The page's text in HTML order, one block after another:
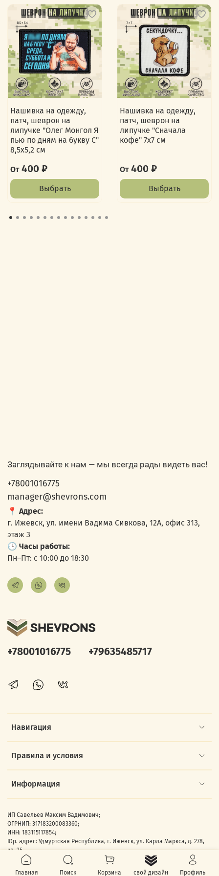
Нашивка на одежду,
патч, шеврон на
липучке "Олег Монгол Я
пью по дням на букву С"
8,5х5,2 см
От400 ₽
Выбрать
Нашивка на одежду,
патч, шеврон на
липучке "Сначала
кофе" 7х7 см
От400 ₽
Выбрать
Заглядывайте к нам — мы всегда рады видеть вас!
+78001016775
manager@shevrons.com
📍 Адрес:
г. Ижевск, ул. имени Вадима Сивкова, 12А, офис 313,
этаж 3
🕒 Часы работы:
Пн–Пт: с 10:00 до 18:30
Навигация
Правила и условия
Информация
+78001016775 +79635485717
ИП Савельев Максим Вадимович;
ОГРНИП: 317183200083360;
ИНН: 183115117854;
Юр. адрес: Удмуртская Республика, г. Ижевск, ул. Карла Маркса, д. 278,
кв. 35.
Главная Поиск Корзина свой дизайн Профиль